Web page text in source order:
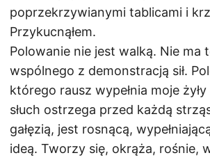
poprzekrzywianymi tablicami i
Przykucnąłem.
Polowanie nie jest walką. Nie ma
wspólnego z demonstracją sił.
którego rausz wypełnia moje
słuch ostrzega przed każdą
gałęzią, jest rosnącą,
ideą. Tworzy się, okrąża, rośnie,